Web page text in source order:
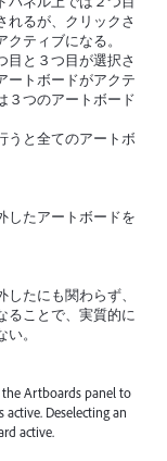
れるが、クリックさ
ティブになる。
目と３つ目が選択さ
ートボードがアクテ
３つのアートボード
うと全てのアートボ
したアートボードを
たにも関わらず、
ることで、実質的に
。
Artboards panel to
Deselecting an
active.